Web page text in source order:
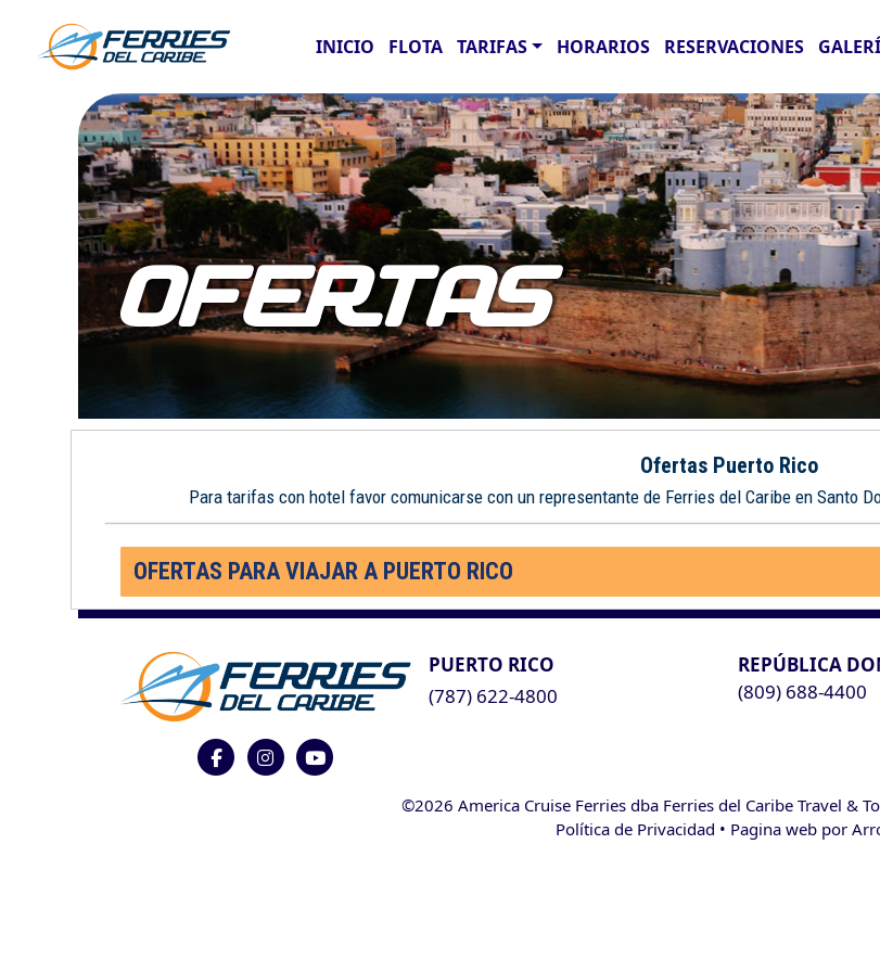
INICIO FLOTA TARIFAS HORARIOS RESERVACIONES
OFERTAS
Ofertas Puerto Rico
Para tarifas con hotel favor comunicarse con un representante de Ferries del Caribe en Santo
OFERTAS PARA VIAJAR A PUERTO RICO
PUERTO RICO
(787) 622-4800
REPÚBLICA
(809) 688-4400
©2026 America Cruise Ferries dba Ferries del Caribe Travel &
Política de Privacidad • Pagina web por